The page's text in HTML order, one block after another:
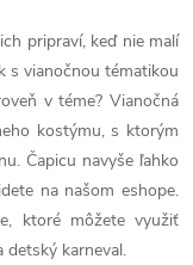
pripraví, keď nie malí
s vianočnou tématikou
v téme? Vianočná
kostýmu, s ktorým
Čapicu navyše ľahko
na našom eshope.
ktoré môžete využiť
detský karneval.